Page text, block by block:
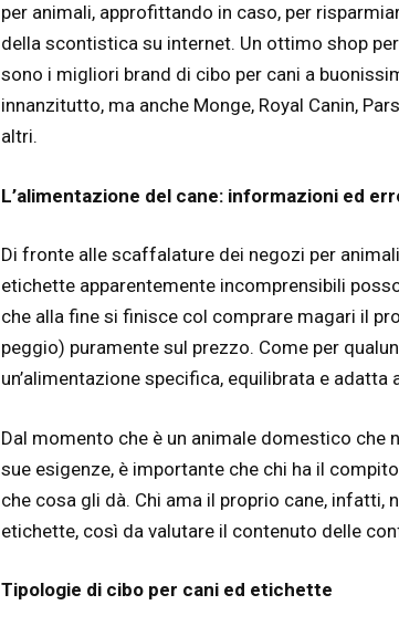
per animali, approfittando in caso, per
della scontistica su internet. Un ottimo shop
sono i migliori brand di cibo per cani a
innanzitutto, ma anche Monge, Royal Canin,
altri.
L’alimentazione del cane: informazioni ed
Di fronte alle scaffalature dei negozi per
etichette apparentemente incomprensibili
che alla fine si finisce col comprare magari il
peggio) puramente sul prezzo. Come per
un’alimentazione specifica, equilibrata e adatta
Dal momento che è un animale domestico che
sue esigenze, è importante che chi ha il
che cosa gli dà. Chi ama il proprio cane, infatti,
etichette, così da valutare il contenuto delle
Tipologie di cibo per cani ed etichette